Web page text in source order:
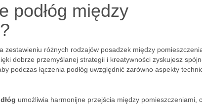
podłóg między
zestawieniu różnych rodzajów posadzek między
dobrze przemyślanej strategii i kreatywności zyskujesz
podczas łączenia podłóg uwzględnić zarówno aspekty
umożliwia harmonijne przejścia między pomieszczeniami,